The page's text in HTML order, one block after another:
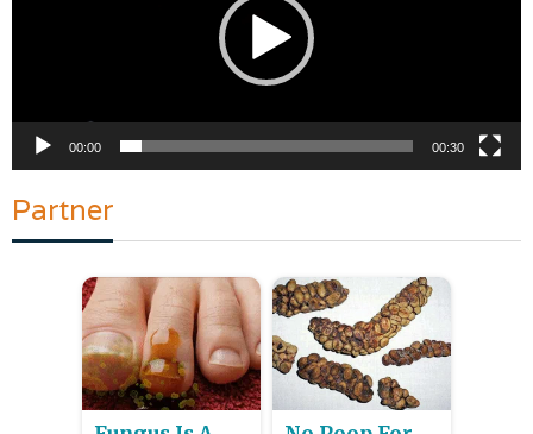
00:00 00:30
Partner